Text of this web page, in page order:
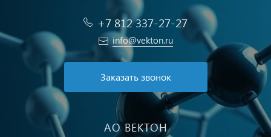
+7 812 337-27-27
info@vekton.ru
Заказать звонок
АО ВЕКТОН